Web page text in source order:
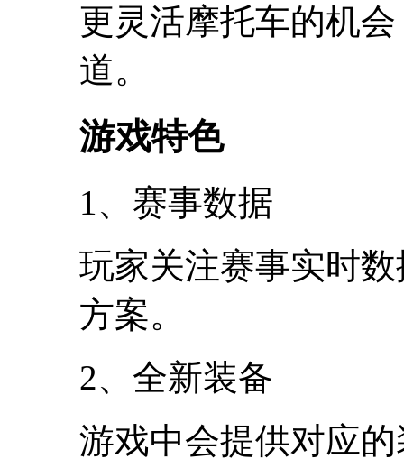
更灵活摩托车的机
道。
游戏特色
1、赛事数据
玩家关注赛事实时
方案。
2、全新装备
游戏中会提供对应